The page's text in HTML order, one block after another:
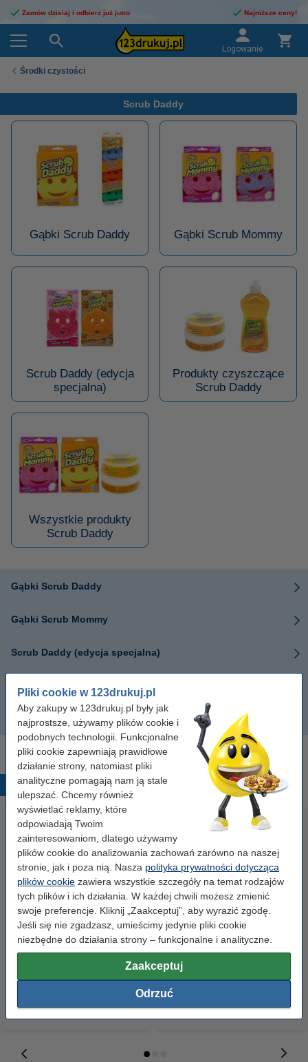
Pliki cookie w 123drukuj.pl
Aby zakupy w 123drukuj.pl były jak
najprostsze, używamy plików cookie i
podobnych technologii. Funkcjonalne
pliki cookie zapewniają prawidłowe
działanie strony, natomiast pliki
analityczne pomagają nam ją stale
ulepszać. Chcemy również
wyświetlać reklamy, które
odpowiadają Twoim
zainteresowaniom, dlatego używamy
plików cookie do analizowania zachowań zarówno na naszej
stronie, jak i poza nią. Nasza polityka prywatności dotycząca
plików cookie zawiera wszystkie szczegóły na temat rodzajów
tych plików i ich działania. W każdej chwili możesz zmienić
swoje preferencje. Kliknij „Zaakceptuj”, aby wyrazić zgodę.
Jeśli się nie zgadzasz, umieścimy jedynie pliki cookie
niezbędne do działania strony – funkcjonalne i analityczne.
Zaakceptuj
Odrzuć
Zamów dzisiaj i odbierz już jutro Najniższe ceny!
Logowanie
Środki czystości
Scrub Daddy
Gąbki Scrub Daddy Gąbki Scrub Mommy
Scrub Daddy (edycja
specjalna)
Produkty czyszczące
Scrub Daddy
Wszystkie produkty
Scrub Daddy
Gąbki Scrub Daddy
Gąbki Scrub Mommy
Scrub Daddy (edycja specjalna)
Wszystkie produkty Scrub Daddy
Popularne produkty
Etykiety wysyłkowe A6 (105 x
148 mm), 100 etykiet, 123drukuj
Spinacze biurowe 33 mm
okrągłe (100 sztuk), 123drukuj